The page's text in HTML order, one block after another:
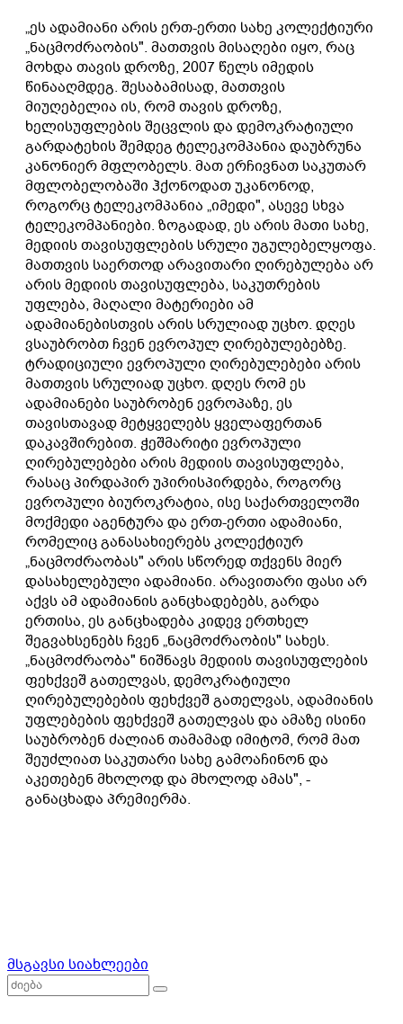
„ეს ადამიანი არის ერთ-ერთი სახე კოლექტიური
„ნაცმოძრაობის". მათთვის მისაღები იყო, რაც
მოხდა თავის დროზე, 2007 წელს იმედის
წინააღმდეგ. შესაბამისად, მათთვის
მიუღებელია ის, რომ თავის დროზე,
ხელისუფლების შეცვლის და დემოკრატიული
გარდატეხის შემდეგ ტელეკომპანია დაუბრუნა
კანონიერ მფლობელს. მათ ერჩივნათ საკუთარ
მფლობელობაში ჰქონოდათ უკანონოდ,
როგორც ტელეკომპანია „იმედი", ასევე სხვა
ტელეკომპანიები. ზოგადად, ეს არის მათი სახე,
მედიის თავისუფლების სრული უგულებელყოფა.
მათთვის საერთოდ არავითარი ღირებულება არ
არის მედიის თავისუფლება, საკუთრების
უფლება, მაღალი მატერიები ამ
ადამიანებისთვის არის სრულიად უცხო. დღეს
ვსაუბრობთ ჩვენ ევროპულ ღირებულებებზე.
ტრადიციული ევროპული ღირებულებები არის
მათთვის სრულიად უცხო. დღეს რომ ეს
ადამიანები საუბრობენ ევროპაზე, ეს
თავისთავად მეტყველებს ყველაფერთან
დაკავშირებით. ჭეშმარიტი ევროპული
ღირებულებები არის მედიის თავისუფლება,
რასაც პირდაპირ უპირისპირდება, როგორც
ევროპული ბიუროკრატია, ისე საქართველოში
მოქმედი აგენტურა და ერთ-ერთი ადამიანი,
რომელიც განასახიერებს კოლექტიურ
„ნაცმოძრაობას" არის სწორედ თქვენს მიერ
დასახელებული ადამიანი. არავითარი ფასი არ
აქვს ამ ადამიანის განცხადებებს, გარდა
ერთისა, ეს განცხადება კიდევ ერთხელ
შეგვახსენებს ჩვენ „ნაცმოძრაობის" სახეს.
„ნაცმოძრაობა" ნიშნავს მედიის თავისუფლების
ფეხქვეშ გათელვას, დემოკრატიული
ღირებულებების ფეხქვეშ გათელვას, ადამიანის
უფლებების ფეხქვეშ გათელვას და ამაზე ისინი
საუბრობენ ძალიან თამამად იმიტომ, რომ მათ
შეუძლიათ საკუთარი სახე გამოაჩინონ და
აკეთებენ მხოლოდ და მხოლოდ ამას", -
განაცხადა პრემიერმა.
მსგავსი სიახლეები